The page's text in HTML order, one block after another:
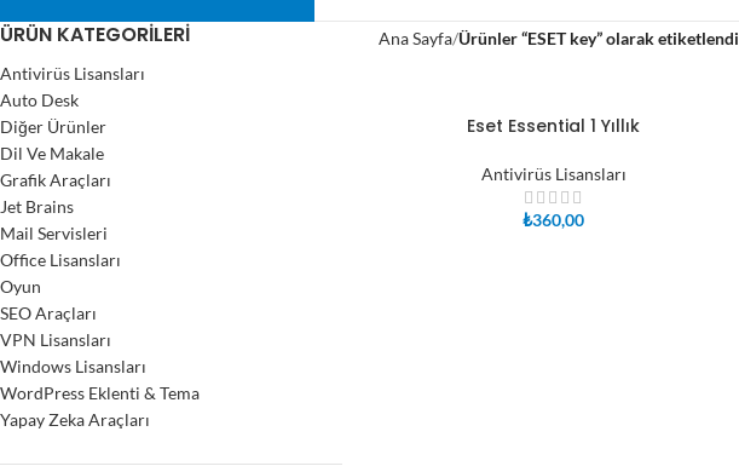
ÜRÜN KATEGORILERI
Antivirüs Lisansları
Auto Desk
Diğer Ürünler
Dil Ve Makale
Grafik Araçları
Jet Brains
Mail Servisleri
Office Lisansları
Oyun
SEO Araçları
VPN Lisansları
Windows Lisansları
WordPress Eklenti & Tema
Yapay Zeka Araçları
Ana Sayfa Ürünler “ESET key” olarak etiketlendi
SEPETE EKLEEset Essential 1 Yıllık
Antivirüs Lisansları
₺360,00